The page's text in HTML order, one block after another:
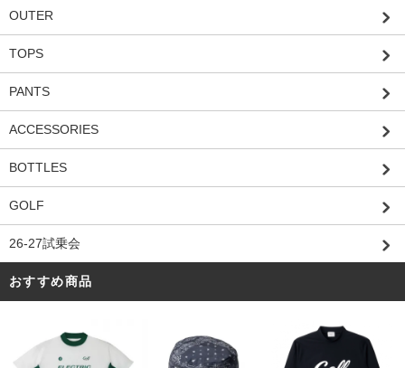
OUTER
TOPS
PANTS
ACCESSORIES
BOTTLES
GOLF
26-27試乗会
おすすめ商品